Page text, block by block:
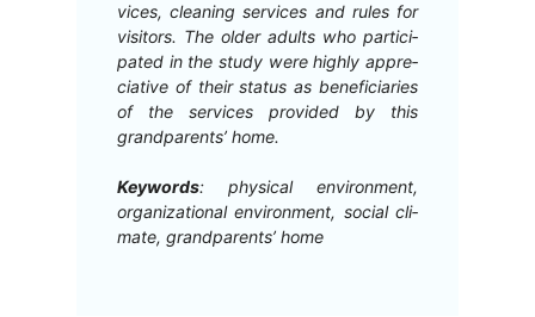
vices, clean­ing ser­vices and rules for
vis­i­tors. The old­er adults who par­tic­i­
pat­ed in the study were high­ly appre­
cia­tive of their sta­tus as ben­e­fi­cia­ries
of the ser­vices pro­vid­ed by this
grand­par­ents’ home.
Key­words: phys­i­cal envi­ron­ment,
orga­ni­za­tion­al envi­ron­ment, social cli­
mate, grand­par­ents’ home